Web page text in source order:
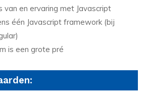
van en ervaring met Javascript
één Javascript framework (bij
is een grote pré